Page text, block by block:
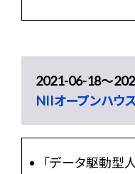
2021-06-18〜
NIIオープンハウ
「データ駆動型